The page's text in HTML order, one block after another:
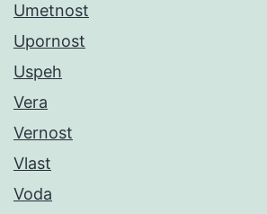
Umetnost
Upornost
Uspeh
Vera
Vernost
Vlast
Voda